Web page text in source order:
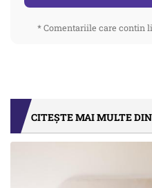
* Comentariile care contin
CITEȘTE MAI MULTE